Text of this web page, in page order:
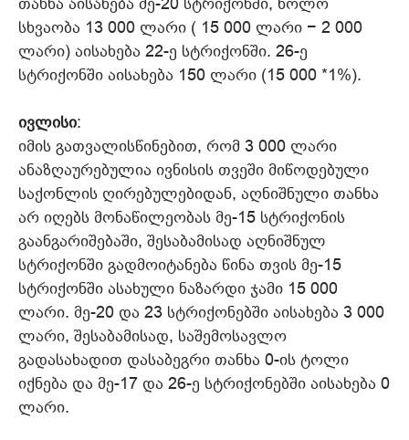
თანხა აისახება მე-20 სტრიქონში, ხოლო
სხვაობა 13 000 ლარი ( 15 000 ლარი − 2 000
ლარი) აისახება 22-ე სტრიქონში. 26-ე
სტრიქონში აისახება 150 ლარი (15 000 *1%).
ივლისი:
იმის გათვალისწინებით, რომ 3 000 ლარი
ანაზღაურებულია ივნისის თვეში მიწოდებული
საქონლის ღირებულებიდან, აღნიშნული თანხა
არ იღებს მონაწილეობას მე-15 სტრიქონის
გაანგარიშებაში, შესაბამისად აღნიშნულ
სტრიქონში გადმოიტანება წინა თვის მე-15
სტრიქონში ასახული ნაზარდი ჯამი 15 000
ლარი. მე-20 და 23 სტრიქონებში აისახება 3 000
ლარი, შესაბამისად, საშემოსავლო
გადასახადით დასაბეგრი თანხა 0-ის ტოლი
იქნება და მე-17 და 26-ე სტრიქონებში აისახება 0
ლარი.